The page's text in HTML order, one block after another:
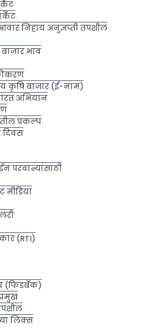
निहाय अनुज्ञप्ती तपशील
भाव
कृषि बाजार (ई-नाम)
अभियान
प्रकल्प
दिवस
परवान्यांसाठी
मीडिया
(RTI)
(फिडबॅक)
लिंक्स
मापाडी
५३
फी
बाजार समिति, मुंबई (राष्ट्रीय महत्वाचा